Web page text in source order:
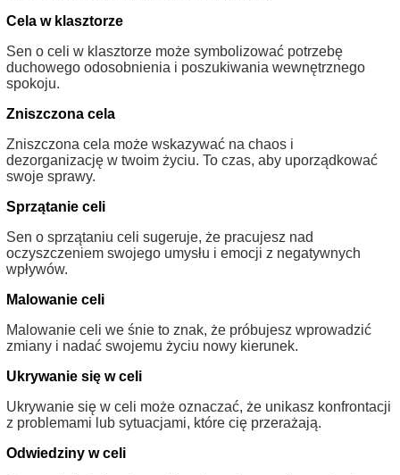
Cela w klasztorze
Sen o celi w klasztorze może symbolizować potrzebę
duchowego odosobnienia i poszukiwania wewnętrznego
spokoju.
Zniszczona cela
Zniszczona cela może wskazywać na chaos i
dezorganizację w twoim życiu. To czas, aby uporządkować
swoje sprawy.
Sprzątanie celi
Sen o sprzątaniu celi sugeruje, że pracujesz nad
oczyszczeniem swojego umysłu i emocji z negatywnych
wpływów.
Malowanie celi
Malowanie celi we śnie to znak, że próbujesz wprowadzić
zmiany i nadać swojemu życiu nowy kierunek.
Ukrywanie się w celi
Ukrywanie się w celi może oznaczać, że unikasz konfrontacji
z problemami lub sytuacjami, które cię przerażają.
Odwiedziny w celi